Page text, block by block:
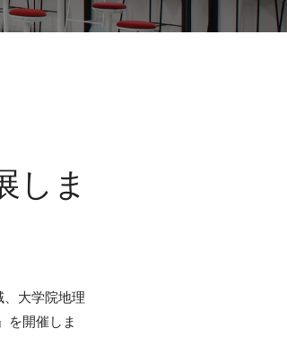
しま
大学院地理
を開催しま